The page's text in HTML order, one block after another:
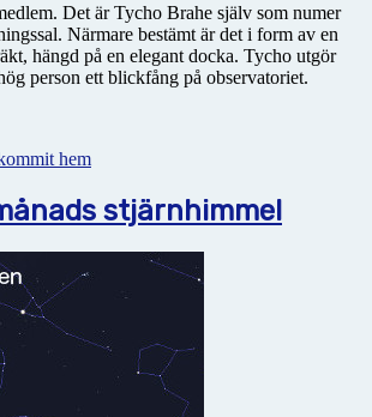
Det är Tycho Brahe själv som numer
Närmare bestämt är det i form av en
hängd på en elegant docka. Tycho utgör
person ett blickfång på observatoriet.
hem
stjärnhimmel